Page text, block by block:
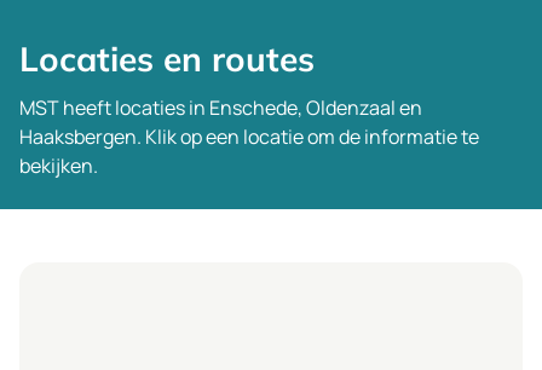
Locaties en routes
MST heeft locaties in Enschede, Oldenzaal en
Haaksbergen. Klik op een locatie om de informatie te
bekijken.